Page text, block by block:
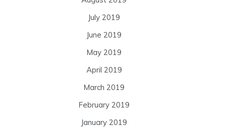
July 2019
June 2019
May 2019
April 2019
March 2019
February 2019
January 2019